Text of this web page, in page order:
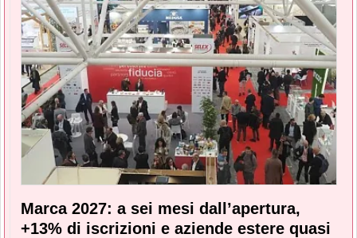
Marca 2027: a sei mesi dall’apertura,
+13% di iscrizioni e aziende estere quasi